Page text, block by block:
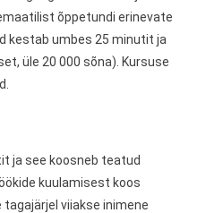
õppetundi erinevate
kestab umbes 25 minutit ja
üle 20 000 sõna). Kursuse
ja see koosneb teatud
kuulamisest koos
tagajärjel viiakse inimene